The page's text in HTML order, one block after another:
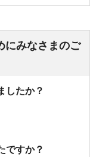
にみなさまのご
したか？
ですか？